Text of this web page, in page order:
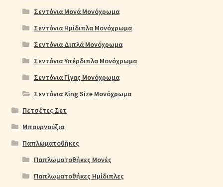
Σεντόνια Μονά Μονόχρωμα
Σεντόνια Ημίδιπλα Μονόχρωμα
Σεντόνια Διπλά Μονόχρωμα
Σεντόνια Υπέρδιπλα Μονόχρωμα
Σεντόνια Γίγας Μονόχρωμα
Σεντόνια King Size Μονόχρωμα
Πετσέτες Σετ
Μπουρνούζια
Παπλωματοθήκες
Παπλωματοθήκες Μονές
Παπλωματοθήκες Ημίδιπλες